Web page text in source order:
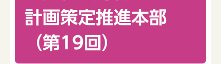
計画策定推進本部
（第19回）